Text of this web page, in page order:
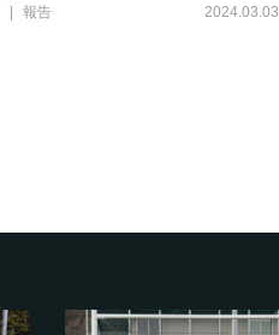
報告 2024.03.03